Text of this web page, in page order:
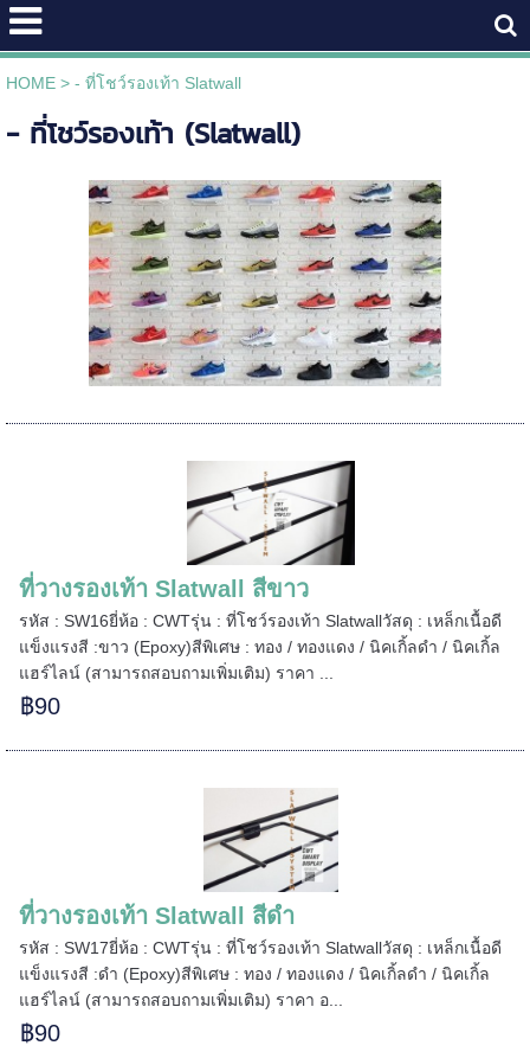
HOME> - ที่โชว์รองเท้า Slatwall
- ที่โชว์รองเท้า (Slatwall)
ที่วางรองเท้า Slatwall สีขาว
รหัส : SW16ยี่ห้อ : CWTรุ่น : ที่โชว์รองเท้า Slatwallวัสดุ : เหล็กเนื้อดี
แข็งแรงสี :ขาว (Epoxy)สีพิเศษ : ทอง / ทองแดง / นิคเกิ้ลดำ / นิคเกิ้ล
แฮร์ไลน์ (สามารถสอบถามเพิ่มเติม) ราคา ...
฿90
ที่วางรองเท้า Slatwall สีดำ
รหัส : SW17ยี่ห้อ : CWTรุ่น : ที่โชว์รองเท้า Slatwallวัสดุ : เหล็กเนื้อดี
แข็งแรงสี :ดำ (Epoxy)สีพิเศษ : ทอง / ทองแดง / นิคเกิ้ลดำ / นิคเกิ้ล
แฮร์ไลน์ (สามารถสอบถามเพิ่มเติม) ราคา อ...
฿90